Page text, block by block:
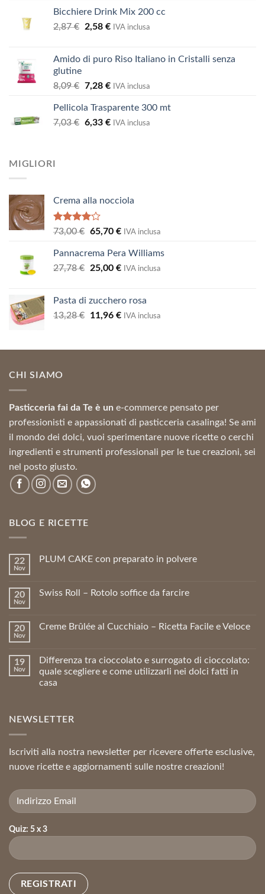
5
originale
era:
attuale
è:
Bicchiere Drink Mix 200 cc
2,87€
Il
era:
2,58 €Il
è:
IVA inclusa
Amido di puro Riso Italiano in Cristalli senza
glutine
8,09€ Il
originale
era:
7,28 €Il
attuale
è:
IVA inclusa
Pellicola Trasparente 300 mt
7,03€ Il
6,33 €IlIVA inclusa
MIGLIORI
Crema alla nocciola
Valutato
5
73,00€ Il
originale
era:
65,70 €Il
attuale
è:
IVA inclusa
Pannacrema Pera Williams
27,78€
Il
era:
27,78 €.
25,00 €Il
è:
25,00 €.
IVA inclusa
Pasta di zucchero rosa
13,28€
Il
era:
11,96 €Il
è:
IVA inclusa
CHI SIAMO
Pasticceria fai da Te è un e-commerce pensato per
professionisti e appassionati di pasticceria casalinga! Se ami
il mondo dei dolci, vuoi sperimentare nuove ricette o cerchi
ingredienti e strumenti professionali per le tue creazioni, sei
nel posto giusto.
BLOG E RICETTE
22
Nov
PLUM CAKE con preparato in polvere
20
Nov
Swiss Roll – Rotolo soffice da farcire
20
Nov
Creme Brûlée al Cucchiaio – Ricetta Facile e Veloce
19
Nov
Differenza tra cioccolato e surrogato di cioccolato:
quale scegliere e come utilizzarli nei dolci fatti in
casa
NEWSLETTER
Iscriviti alla nostra newsletter per ricevere offerte esclusive,
nuove ricette e aggiornamenti sulle nostre creazioni!
Quiz: 5 x 3